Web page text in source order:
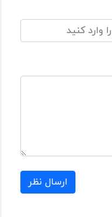
ارسال نظر